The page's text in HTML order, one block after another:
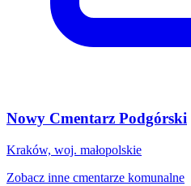
Nowy Cmentarz Podgórski
Kraków, woj. małopolskie
Zobacz inne cmentarze komunalne